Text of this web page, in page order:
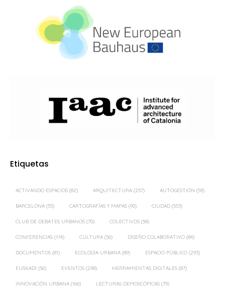
Etiquetas
ACTIVANDO ESPACIOS (82) ARQUITECTURA (257) AUTOGESTIÓN (59)
BARCELONA (55) CARTOGRAFÍAS Y MAPAS (90) CIUDAD (553)
CLUB DE DEBATES URBANOS (70) COLECTIVOS (58)
CONFERENCIAS (174) CULTURA (56) DISEÑO COLABORATIVO (84)
DOCUMENTOS (81) ECOLOGÍA URBANA (89) ESPACIO PÚBLICO (293)
EUSKADI (56) EVENTOS (298) HERRAMIENTAS DIGITALES (87)
INNOVACIÓN URBANA (166) LECTURAS DEMOSCÓPICAS (79)